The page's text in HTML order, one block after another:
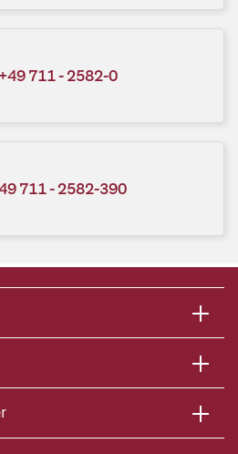
+49 711 - 2582-0
711 - 2582-390